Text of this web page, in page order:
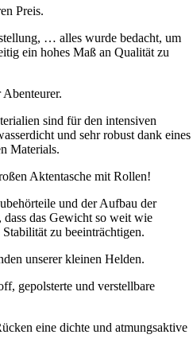
Preis.
… alles wurde bedacht, um
ein hohes Maß an Qualität zu
sind für den intensiven
und sehr robust dank eines
Materials.
Aktentasche mit Rollen!
und der Aufbau der
dass das Gewicht so weit wie
zu beeinträchtigen.
unserer kleinen Helden.
gepolsterte und verstellbare
eine dichte und atmungsaktive